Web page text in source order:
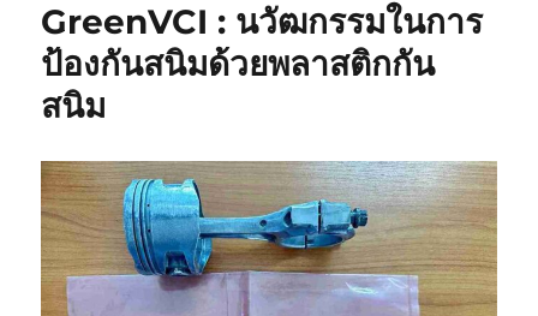
GreenVCI : นวัฒกรรมในการ
ป้องกันสนิมด้วยพลาสติกกัน
สนิม